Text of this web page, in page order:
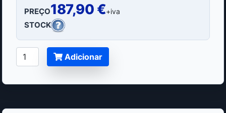
PREÇO187,90 €+iva
STOCK
Adicionar